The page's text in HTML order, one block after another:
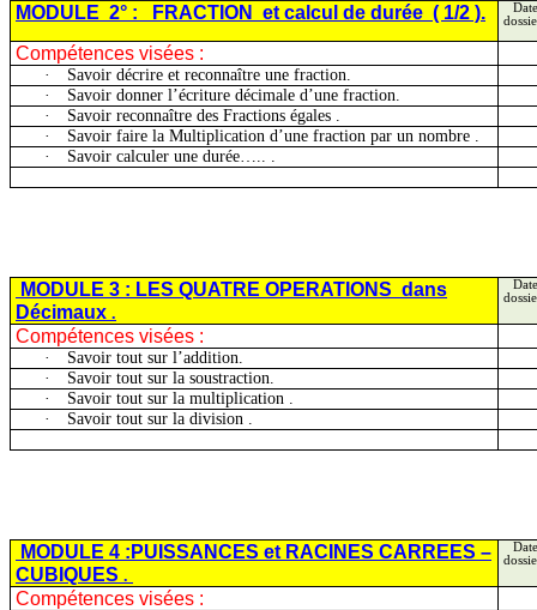
MODULE 2° : FRACTION et calcul de durée ( 1/2 ).
Compétences visées :
·
Savoir décrire et reconnaître une fraction.
·
Savoir donner l’écriture décimale d’une fraction.
·
Savoir reconnaître des Fractions égales .
·
Savoir faire la Multiplication d’une fraction par un nombre .
·
Savoir calculer une durée….. .
MODULE 3 : LES QUATRE OPERATIONS dans
Décimaux .
Compétences visées :
·
Savoir tout sur l’addition.
·
Savoir tout sur la soustraction.
·
Savoir tout sur la multiplication .
·
Savoir tout sur la division .
MODULE 4 :PUISSANCES et RACINES CARREES –
CUBIQUES .
Compétences visées :